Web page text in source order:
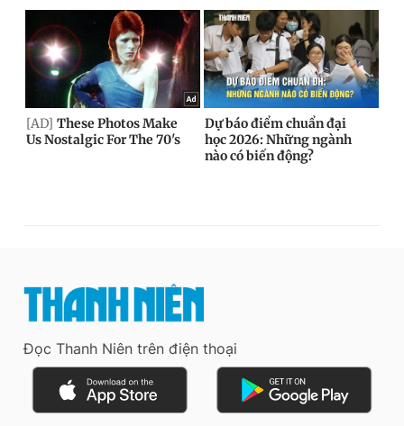
Đọc Thanh Niên trên điện thoại